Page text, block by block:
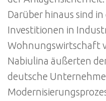
Darüber hinaus sind
Investitionen in
Wohnungswirtschaft
Nabiulina äußerten
deutsche